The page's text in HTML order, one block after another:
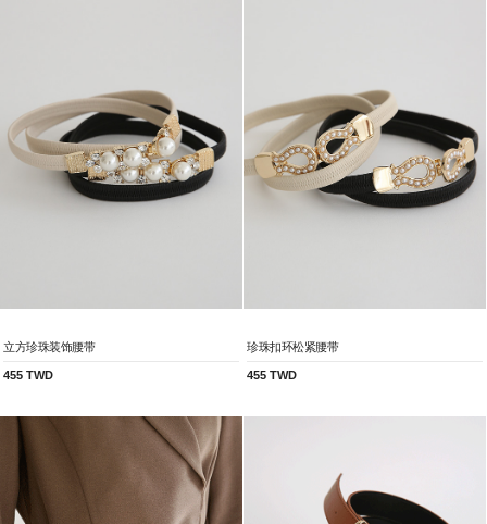
立方珍珠装饰腰带
455 TWD
珍珠扣环松紧腰带
455 TWD